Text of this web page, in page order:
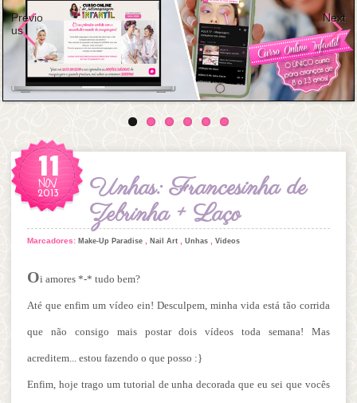
Previo
us
Next
11
NOV
2013
Unhas: Francesinha de
Zebrinha + Laço
Marcadores: Make-Up Paradise, Nail Art, Unhas, Videos
Oi amores *-* tudo bem?
Até que enfim um vídeo ein! Desculpem, minha vida está tão corrida
que não consigo mais postar dois vídeos toda semana! Mas
acreditem... estou fazendo o que posso :}
Enfim, hoje trago um tutorial de unha decorada que eu sei que vocês